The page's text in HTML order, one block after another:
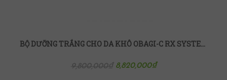
BỘ DƯỠNG TRẮNG CHO DA KHÔ OBAGI-C RX SYSTEM NORMAL TO DRY
8,820,000₫